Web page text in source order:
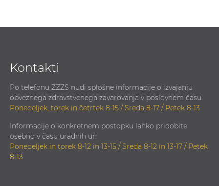
Kontakti
Po telefonu ZZZS nudi splošne informacije o izvajanju
obveznega zdravstvenega zavarovanja v poslovnem času:
Ponedeljek, torek in četrtek 8-15 / Sreda 8-17 / Petek 8-13
Informacije o konkretnem postopku lahko pridobite
osebno v času uradnih ur:
Ponedeljek in torek 8-12 in 13-15 / Sreda 8-12 in 13-17 / Petek
8-13